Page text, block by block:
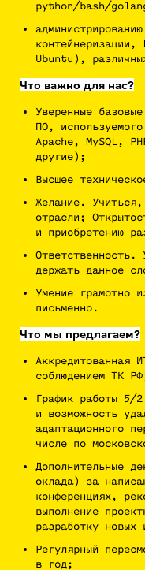
python/bash/
Ubuntu),
Что важно для нас?
Уверенные
ПО,
Apache, MySQL,
другие);
Высшее
Желание.
отрасли;
и приобретению
Ответственность.
держать данное
Умение грамотно
письменно.
Что мы предлагаем?
Аккредитованная
соблюдением ТК
График работы 5/
и возможность
адаптационного
числе по
Дополнительные
оклада) за
конференциях,
выполнение
разработку новых
Регулярный
в год;